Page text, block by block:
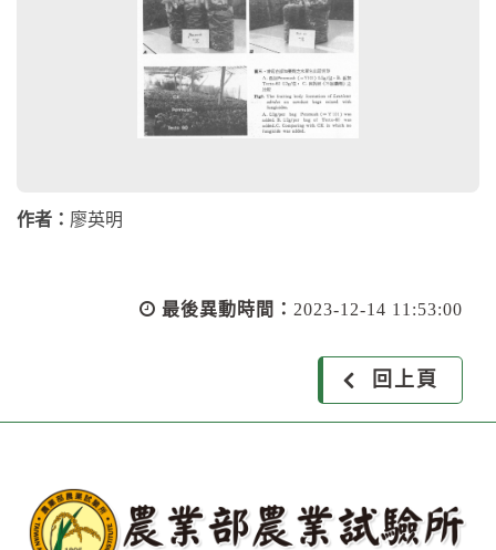
作者： 廖英明
最後異動時間： 2023-12-14 11:53:00
回上頁